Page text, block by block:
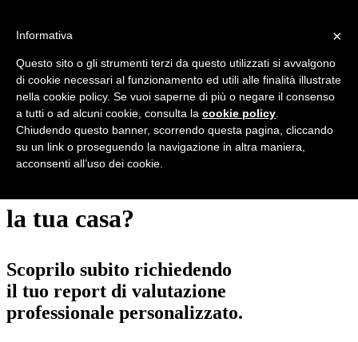
Maison Real Estate srl
Borgo Pietro Wuhrer 83/85 - Brescia (BS)
Contatta
Quanto vale
la tua casa?
Scoprilo subito richiedendo
il tuo report di valutazione
professionale personalizzato.
×
Informativa
Questo sito o gli strumenti terzi da questo utilizzati si avvalgono
di cookie necessari al funzionamento ed utili alle finalità illustrate
nella cookie policy. Se vuoi saperne di più o negare il consenso
a tutti o ad alcuni cookie, consulta la cookie policy
Chiudendo questo banner, scorrendo questa pagina, cliccando
su un link o proseguendo la navigazione in altra maniera,
acconsenti all’uso dei cookie.